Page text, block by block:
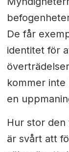
De får
identitet för
kommer
en
Hur stor
är svårt att